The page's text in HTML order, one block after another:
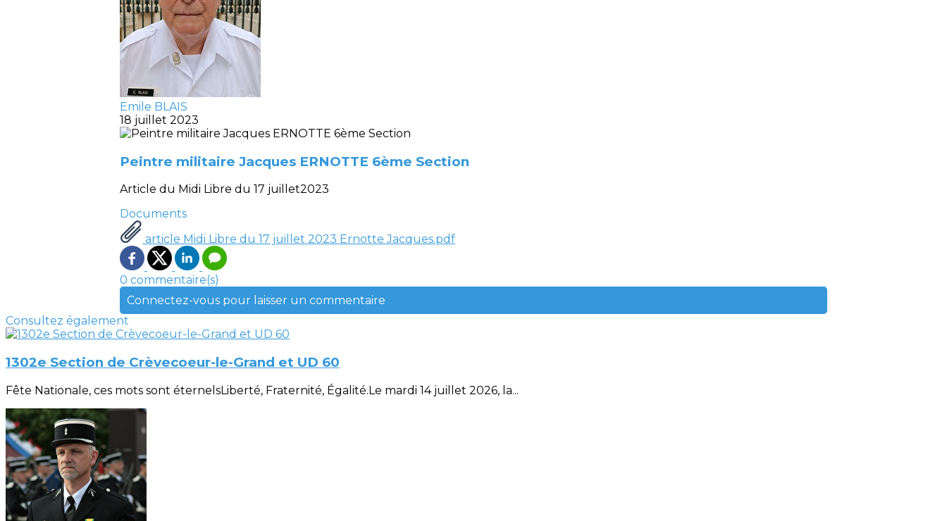
Emile BLAIS
18 juillet 2023
Peintre militaire Jacques ERNOTTE 6ème Section
Article du Midi Libre du 17 juillet2023
Documents
article Midi Libre du 17 juillet 2023 Ernotte Jacques.pdf
0 commentaire(s)
Connectez-vous pour laisser un commentaire
Consultez également
1302e Section de Crèvecoeur-le-Grand et UD 60
Fête Nationale, ces mots sont éternelsLiberté, Fraternité, Égalité.Le mardi 14 juillet 2026, la...